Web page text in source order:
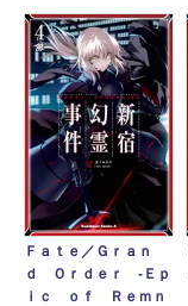
Ｆａｔｅ／Ｇｒａｎ
ｄ Ｏｒｄｅｒ ‐Ｅｐ
ｉｃ ｏｆ Ｒｅｍｎ